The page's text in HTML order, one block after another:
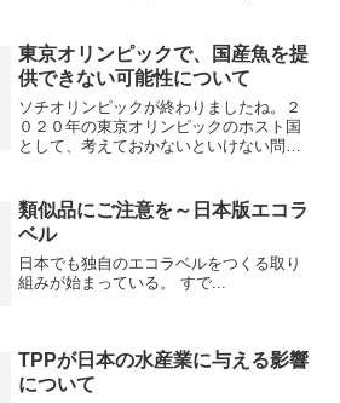
無給餌で育てる養殖 Culture...
東京オリンピックで、国産魚を提
供できない可能性について
ソチオリンピックが終わりましたね。２
０２０年の東京オリンピックのホスト国
として、考えておかないといけない問題
るのです。実は、五輪でも水産物の持続
性が問われる時代になって...
類似品にご注意を～日本版エコラ
ベル
日本でも独自のエコラベルをつくる取り
組みが始まっている。 すで...
TPPが日本の水産業に与える影響
について